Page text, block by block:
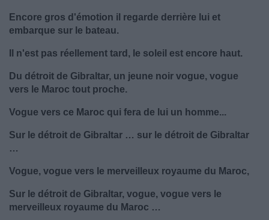
Encore gros d'émotion il regarde derrière lui et
embarque sur le bateau.
Il n'est pas réellement tard, le soleil est encore haut.
Du détroit de Gibraltar, un jeune noir vogue, vogue
vers le Maroc tout proche.
Vogue vers ce Maroc qui fera de lui un homme...
Sur le détroit de Gibraltar … sur le détroit de Gibraltar
…
Vogue, vogue vers le merveilleux royaume du Maroc,
Sur le détroit de Gibraltar, vogue, vogue vers le
merveilleux royaume du Maroc …